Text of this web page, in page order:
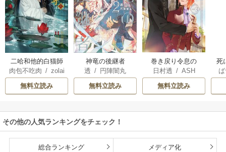
二哈和他的白猫師
尊
肉包不吃肉 / zolai
da/石原理夏
無料立読み
神竜の後継者
透 / 円陣闇丸
無料立読み
巻き戻り令息の
脱・悪役計画
日村透 / ASH
無料立読み
死
その他の人気ランキングをチェック！
総合ランキング メディア化